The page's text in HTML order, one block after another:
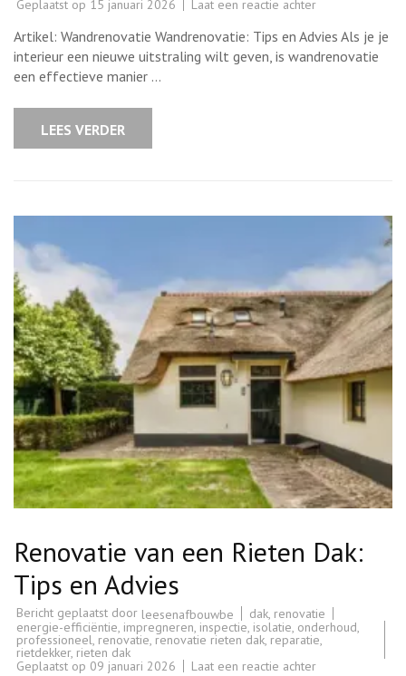
Geplaatst op 15 januari 2026 Laat een reactie achter
voor
een
succesvolle
wandrenovatie
Artikel: Wandrenovatie Wandrenovatie: Tips en Advies Als je je
interieur een nieuwe uitstraling wilt geven, is wandrenovatie
een effectieve manier …
LEES VERDER
Renovatie van een Rieten Dak:
Tips en Advies
Bericht geplaatst door leesenafbouwbe dak, renovatie
energie-efficiëntie, impregneren, inspectie, isolatie, onderhoud,
professioneel, renovatie, renovatie rieten dak, reparatie,
rietdekker, rieten dak
Geplaatst op 09 januari 2026 Laat een reactie achterop